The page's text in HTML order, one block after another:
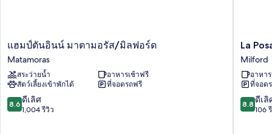
แฮม
ป์
ตัน
อินน์
มาตา
มอ
รัส/
แฮมป์ตันอินน์ มาตามอรัส/มิลฟอร์ด
Matamoras
สระว่ายน้ำ
อาหารเช้าฟรี
สัตว์เลี้ยงเข้าพักได้
ที่จอดรถฟรี
8.6
จาก
8.6 ดีเลิศ
1,004 รีวิว
La
Posada
Milford
La
Milford
อาหา
ที่จอด
8.8
จาก
8.8 ดีเลิ
106